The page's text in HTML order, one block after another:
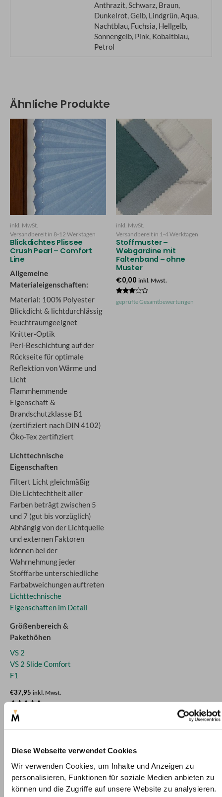
Diese Webseite verwendet Cookies
Wir verwenden Cookies, um Inhalte und Anzeigen zu
personalisieren, Funktionen für soziale Medien anbieten zu
können und die Zugriffe auf unsere Website zu analysieren.
Anthrazit, Schwarz, Braun,
Dunkelrot, Gelb, Lindgrün, Aqua,
Nachtblau, Fuchsia, Hellgelb,
Sonnengelb, Pink, Kobaltblau,
Petrol
Ähnliche Produkte
inkl. MwSt.
Versandbereit in 8-12 Werktagen
Blickdichtes Plissee
Crush Pearl – Comfort
Line
Allgemeine
Materialeigenschaften:
Material: 100% Polyester
Blickdicht & lichtdurchlässig
Feuchtraumgeeignet
Knitter-Optik
Perl-Beschichtung auf der
Rückseite für optimale
Reflektion von Wärme und
Licht
Flammhemmende
Eigenschaft &
Brandschutzklasse B1
(zertifiziert nach DIN 4102)
Öko-Tex zertifiziert
Lichttechnische
Eigenschaften
Filtert Licht gleichmäßig
Die Lichtechtheit aller
Farben beträgt zwischen 5
und 7 (gut bis vorzüglich)
Abhängig von der Lichtquelle
und externen Faktoren
können bei der
Wahrnehmung jeder
Stofffarbe unterschiedliche
Farbabweichungen auftreten
Lichttechnische
Eigenschaften im Detail
Größenbereich &
Pakethöhen
VS 2
VS 2 Slide Comfort
F1
€37,95 inkl. Mwst.
Bewertet
mit
von 5
geprüfte Gesamtbewertungen
inkl. MwSt.
Versandbereit in 1-4 Werktagen
Stoffmuster –
Webgardine mit
Faltenband – ohne
Muster
€0,00 inkl. Mwst.
Bewertet
mit
geprüfte Gesamtbewertungen